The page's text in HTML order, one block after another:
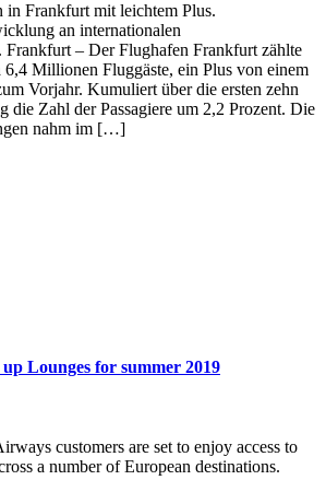
in Frankfurt mit leichtem Plus.
an internationalen
– Der Flughafen Frankfurt zählte
Millionen Fluggäste, ein Plus von einem
Vorjahr. Kumuliert über die ersten zehn
die Zahl der Passagiere um 2,2 Prozent. Die
nahm im […]
Lounges for summer 2019
customers are set to enjoy access to
a number of European destinations.